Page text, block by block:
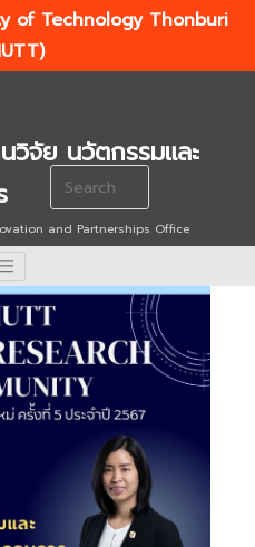
of Technology Thonburi
วิจัย นวัตกรรมและ
and Partnerships Office
Search
for: